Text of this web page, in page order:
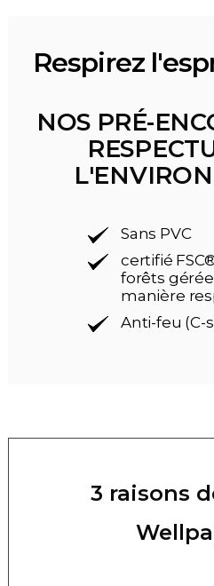
Respirez
NOS PRÉ-
Sans PVC
certifié
forêts
manière
Anti-feu (C-
3 raisons